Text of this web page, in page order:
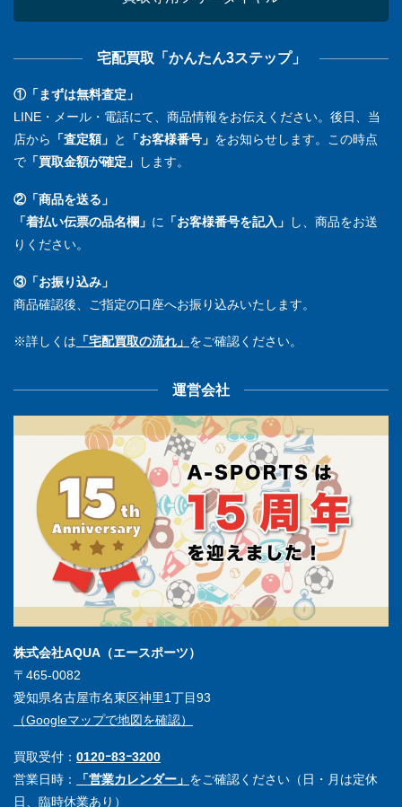
宅配買取「かんたん3ステップ」
①「まずは無料査定」
LINE・メール・電話にて、商品情報をお伝えください。後日、当
店から
「査定額」 と 「お客様番号」 をお知らせします。この時点
で 「買取金額が確定」 します。
②「商品を送る」
「着払い伝票の品名欄」 に 「お客様番号を記入」
し、商品をお送
りください。
③「お振り込み」
商品確認後、ご指定の口座へお振り込みいたします。
※詳しくは 「宅配買取の流れ」 をご確認ください。
運営会社
株式会社AQUA（エースポーツ）
〒465-0082
愛知県名古屋市名東区神里1丁目93
（Googleマップで地図を確認）
買取受付： 0120ｰ83ｰ3200
営業日時：
「営業カレンダー」 をご確認ください（日・月は定休
日、臨時休業あり）